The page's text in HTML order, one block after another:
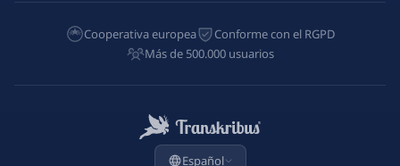
Cooperativa europea
Conforme con el RGPD
Más de 500.000 usuarios
Español